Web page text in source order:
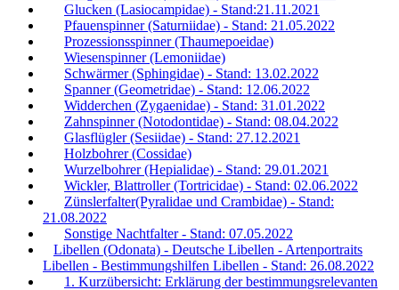
Glucken (Lasiocampidae) - Stand:21.11.2021
Pfauenspinner (Saturniidae) - Stand: 21.05.2022
Prozessionsspinner (Thaumepoeidae)
Wiesenspinner (Lemoniidae)
Schwärmer (Sphingidae) - Stand: 13.02.2022
Spanner (Geometridae) - Stand: 12.06.2022
Widderchen (Zygaenidae) - Stand: 31.01.2022
Zahnspinner (Notodontidae) - Stand: 08.04.2022
Glasflügler (Sesiidae) - Stand: 27.12.2021
Holzbohrer (Cossidae)
Wurzelbohrer (Hepialidae) - Stand: 29.01.2021
Wickler, Blattroller (Tortricidae) - Stand: 02.06.2022
Zünslerfalter(Pyralidae und Crambidae) - Stand:
21.08.2022
Sonstige Nachtfalter - Stand: 07.05.2022
Libellen (Odonata) - Deutsche Libellen - Artenportraits
Libellen - Bestimmungshilfen Libellen - Stand: 26.08.2022
1. Kurzübersicht: Erklärung der bestimmungsrelevanten